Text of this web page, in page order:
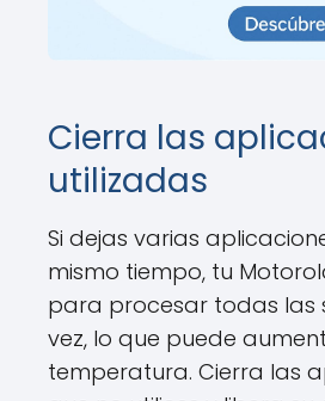
Cierra las
utilizadas
Si dejas varias
mismo tiempo, tu
para procesar todas las
vez, lo que puede
temperatura. Cierra las